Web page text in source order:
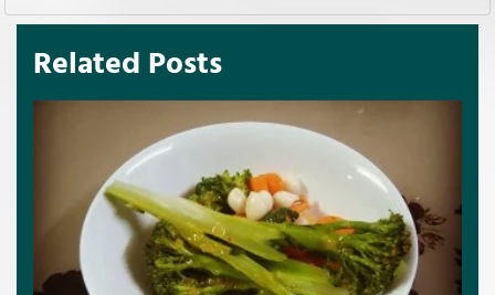
Related Posts